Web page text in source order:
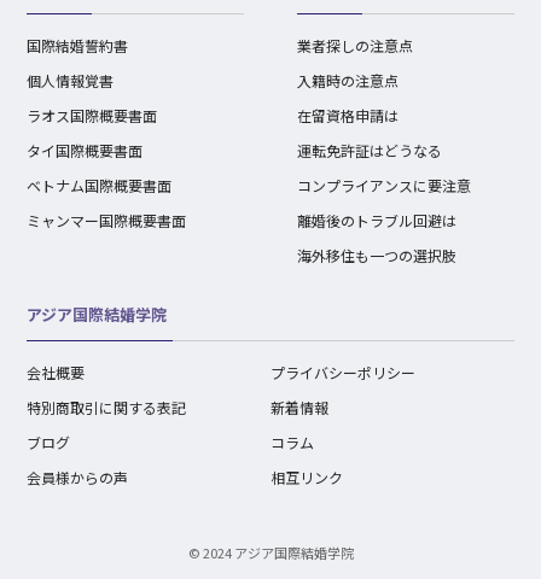
国際結婚誓約書
個人情報覚書
ラオス国際概要書面
タイ国際概要書面
ベトナム国際概要書面
ミャンマー国際概要書面
業者探しの注意点
入籍時の注意点
在留資格申請は
運転免許証はどうなる
コンプライアンスに要注意
離婚後のトラブル回避は
海外移住も一つの選択肢
アジア国際結婚学院
会社概要
プライバシーポリシー
特別商取引に関する表記
新着情報
ブログ
コラム
会員様からの声
相互リンク
© 2024 アジア国際結婚学院